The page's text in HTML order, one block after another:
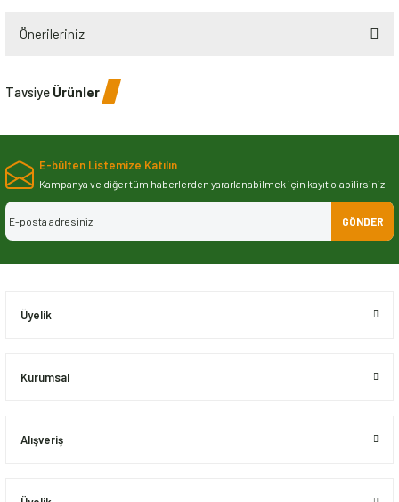
Önerileriniz
Bu ürünün fiyat bilgisi, resim, ürün açıklamalarında ve diğer konularda
yetersiz gördüğünüz noktaları öneri formunu kullanarak tarafımıza
Ürün resmi kalitesiz, bozuk veya görüntülenemiyor.
Ürün açıklamasında eksik bilgiler bulunuyor.
Ürün bilgilerinde hatalar bulunuyor.
Tavsiye Ürünler
E-bülten Listemize Katılın
Kampanya ve diğer tüm haberlerden yararlanabilmek için kayıt olabilirsiniz
GÖNDER
Üyelik
Kurumsal
Alışveriş